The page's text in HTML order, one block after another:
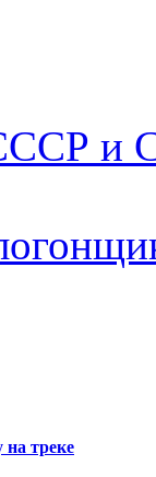
и
на треке